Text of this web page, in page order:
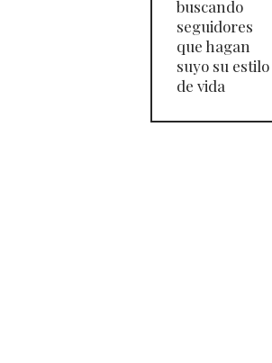
buscando
seguidores
que hagan
suyo su estilo
de vida